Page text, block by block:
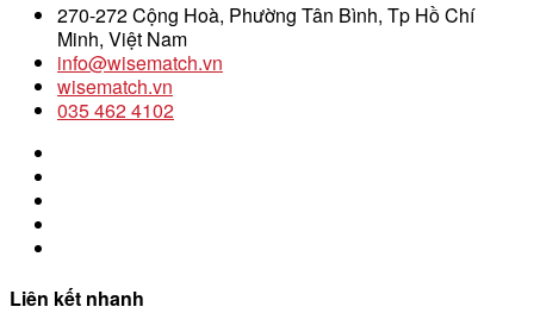
270-272 Cộng Hoà, Phường Tân Bình, Tp Hồ Chí
Minh, Việt Nam
info@wisematch.vn
wisematch.vn
035 462 4102
Liên kết nhanh